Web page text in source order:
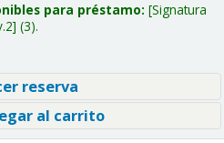
para préstamo: Signatura
(3).
reserva
al carrito